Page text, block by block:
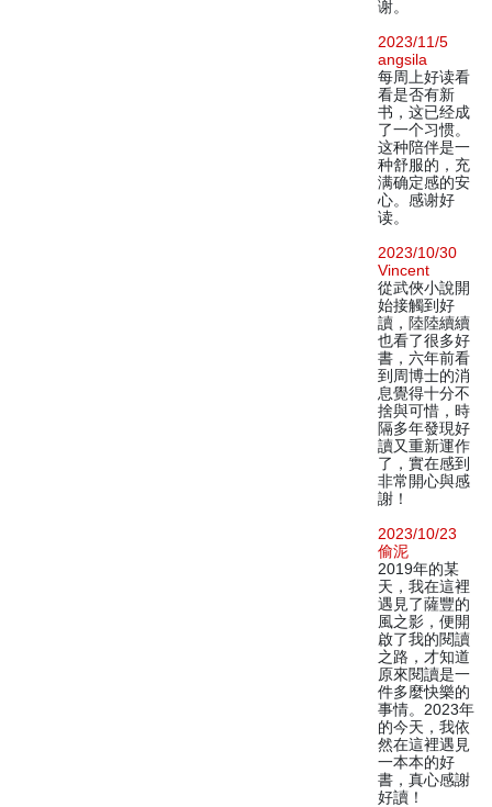
谢。
2023/11/5
angsila
每周上好读看
看是否有新
书，这已经成
了一个习惯。
这种陪伴是一
种舒服的，充
满确定感的安
心。感谢好
读。
2023/10/30
Vincent
從武俠小說開
始接觸到好
讀，陸陸續續
也看了很多好
書，六年前看
到周博士的消
息覺得十分不
捨與可惜，時
隔多年發現好
讀又重新運作
了，實在感到
非常開心與感
謝！
2023/10/23
偷泥
2019年的某
天，我在這裡
遇見了薩豐的
風之影，便開
啟了我的閱讀
之路，才知道
原來閱讀是一
件多麼快樂的
事情。2023年
的今天，我依
然在這裡遇見
一本本的好
書，真心感謝
好讀！